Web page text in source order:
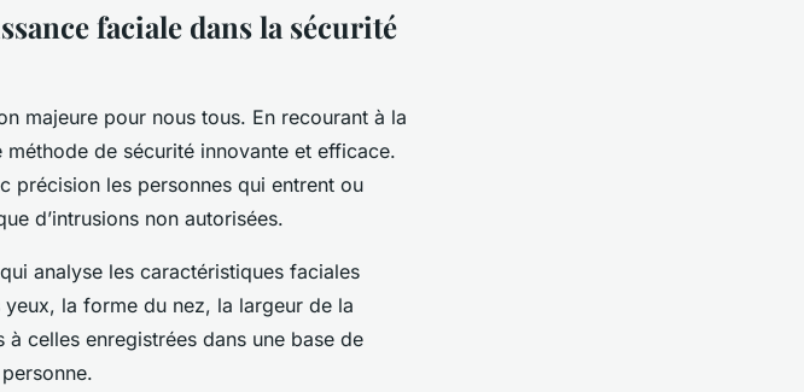
faciale dans la sécurité
majeure pour nous tous. En recourant à la
méthode de sécurité innovante et efficace.
précision les personnes qui entrent ou
d’intrusions non autorisées.
analyse les caractéristiques faciales
yeux, la forme du nez, la largeur de la
celles enregistrées dans une base de